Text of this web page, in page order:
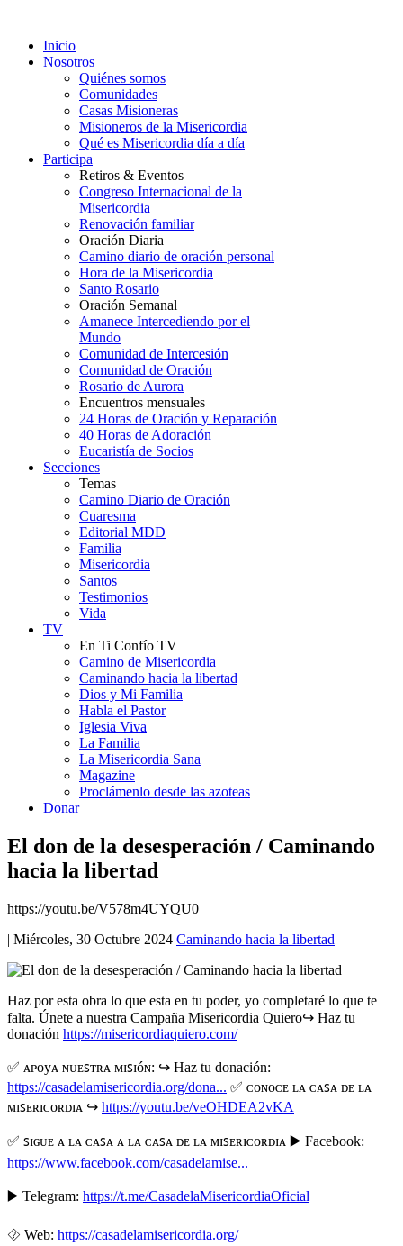
Inicio
Nosotros
Quiénes somos
Comunidades
Casas Misioneras
Misioneros de la Misericordia
Qué es Misericordia día a día
Participa
Retiros & Eventos
Congreso Internacional de la
Misericordia
Renovación familiar
Oración Diaria
Camino diario de oración personal
Hora de la Misericordia
Santo Rosario
Oración Semanal
Amanece Intercediendo por el
Mundo
Comunidad de Intercesión
Comunidad de Oración
Rosario de Aurora
Encuentros mensuales
24 Horas de Oración y Reparación
40 Horas de Adoración
Eucaristía de Socios
Secciones
Temas
Camino Diario de Oración
Cuaresma
Editorial MDD
Familia
Misericordia
Santos
Testimonios
Vida
TV
En Ti Confío TV
Camino de Misericordia
Caminando hacia la libertad
Dios y Mi Familia
Habla el Pastor
Iglesia Viva
La Familia
La Misericordia Sana
Magazine
Proclámenlo desde las azoteas
Donar
El don de la desesperación / Caminando
hacia la libertad
https://youtu.be/V578m4UYQU0
| Miércoles, 30 Octubre 2024 Caminando hacia la libertad
Haz por esta obra lo que esta en tu poder, yo completaré lo que te
falta. Únete a nuestra Campaña Misericordia Quiero↪️ Haz tu
donación https://misericordiaquiero.com/
✅ ᴀᴩᴏyᴀ ɴᴜᴇꜱᴛʀᴀ ᴍɪꜱɪóɴ: ↪️ Haz tu donación:
https://casadelamisericordia.org/dona... ✅ ᴄᴏɴᴏᴄᴇ ʟᴀ ᴄᴀꜱᴀ ᴅᴇ ʟᴀ
ᴍɪꜱᴇʀɪᴄᴏʀᴅɪᴀ ↪️ https://youtu.be/veOHDEA2vKA
✅ ꜱɪɢᴜᴇ ᴀ ʟᴀ ᴄᴀꜱᴀ ᴀ ʟᴀ ᴄᴀꜱᴀ ᴅᴇ ʟᴀ ᴍɪꜱᴇʀɪᴄᴏʀᴅɪᴀ ▶️ Facebook:
https://www.facebook.com/casadelamise...
▶️ Telegram: https://t.me/CasadelaMisericordiaOficial
⯑️ Web: https://casadelamisericordia.org/